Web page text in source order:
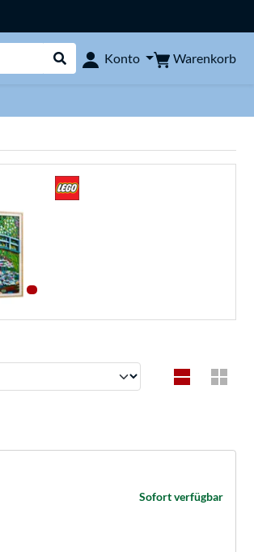
Suche durchführen
Konto Warenkorb
Sofort verfügbar